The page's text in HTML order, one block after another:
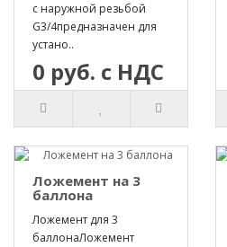
с наружной резьбой
G3/4предназначен для
устано..
0 руб. с НДС
Ложемент на 3
баллона
Ложемент для 3
баллонаЛожемент